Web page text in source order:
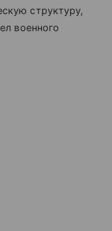
структуру,
военного